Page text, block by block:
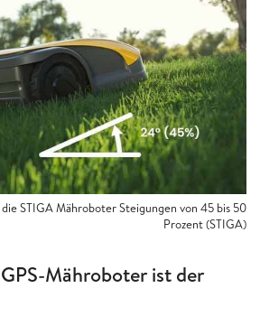
STIGA Mähroboter Steigungen von 45 bis 50
Prozent (STIGA)
Mähroboter ist der